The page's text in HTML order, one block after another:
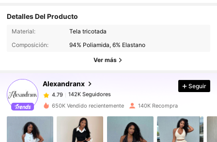
Detalles Del Producto
Material:
Tela tricotada
Composición:
94% Poliamida, 6% Elastano
Ver más
Alexandranx
142K Seguidores
4.79
142K Seguidores
s***h pagóHace 1 día
4.79 142K Seguidores
Seguir
650K Vendido recientemente 140K Recompra